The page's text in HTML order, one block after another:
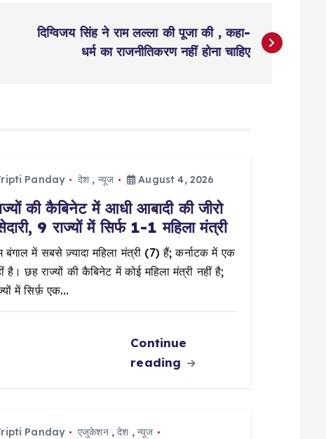
दिग्विजय सिंह ने राम लल्ला की पूजा की , कहा-
धर्म का राजनीतिकरण नहीं होना चाहिए
Panday देश , न्यूज August 4, 2026
की कैबिनेट में आधी आबादी की जीरो
9 राज्यों में सिर्फ 1-1 महिला मंत्री
बंगाल में सबसे ज़्यादा महिला मंत्री (7) हैं; कर्नाटक में एक
है। छह राज्यों की कैबिनेट में कोई महिला मंत्री नहीं है;
में सिर्फ़ एक…
Continue
reading
Panday एजुकेशन,देश ,न्यूज